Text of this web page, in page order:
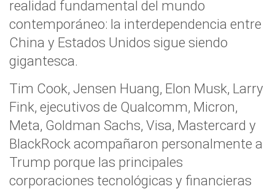
realidad fundamental del mundo
contemporáneo: la interdependencia entre
China y Estados Unidos sigue siendo
gigantesca.
Tim Cook, Jensen Huang, Elon Musk, Larry
Fink, ejecutivos de Qualcomm, Micron,
Meta, Goldman Sachs, Visa, Mastercard y
BlackRock acompañaron personalmente a
Trump porque las principales
corporaciones tecnológicas y financieras